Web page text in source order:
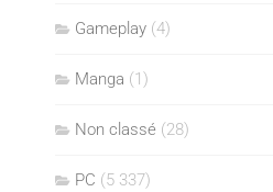
Gameplay (4)
Manga (1)
Non classé (28)
PC (5 337)